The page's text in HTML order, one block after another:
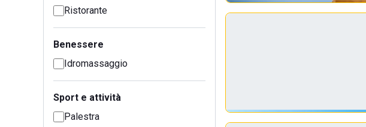
Ristorante
Benessere
Idromassaggio
Sport e attività
Palestra